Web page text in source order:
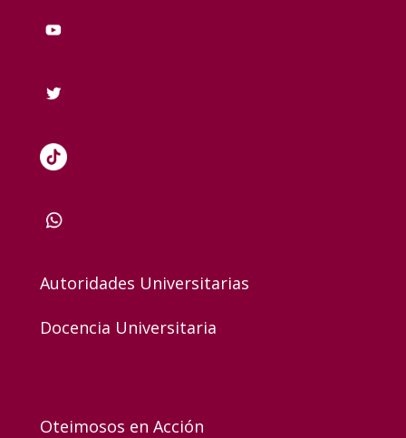
Autoridades Universitarias
Docencia Universitaria
Oteimosos en Acción